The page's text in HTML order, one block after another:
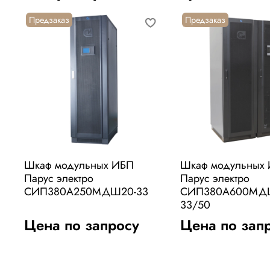
Предзаказ
Шкаф модульных ИБП
Парус электро
СИП380А250МДШ20-33
Цена по запросу
Предзаказ
Шкаф
Парус электро
33/50
Цена по